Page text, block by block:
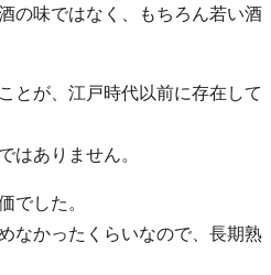
の味ではなく、もちろん若い酒
とが、江戸時代以前に存在して
はありません。
でした。
なかったくらいなので、長期熟